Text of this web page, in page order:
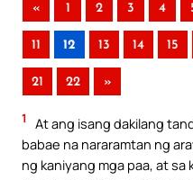
« 1 2 3 4
11 12 13 14 15
21 22 »
1
At ang isang dakilang
babae na nararamtan ng
ng kaniyang mga paa, at sa